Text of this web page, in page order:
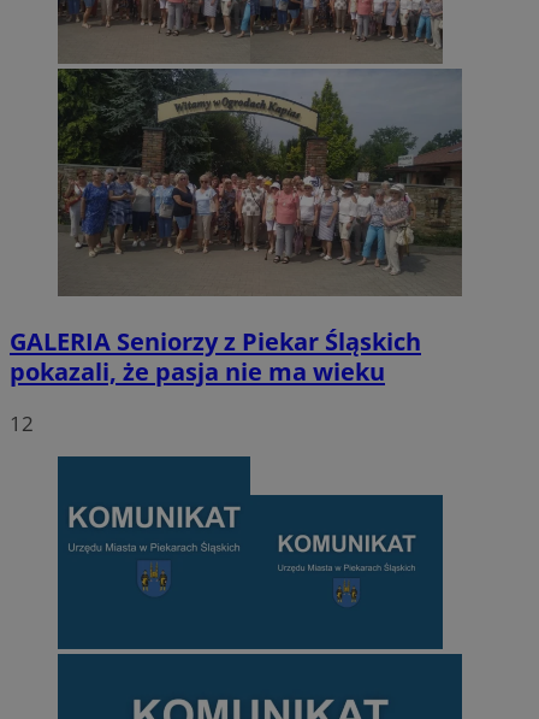
GALERIA Seniorzy z Piekar Śląskich
pokazali, że pasja nie ma wieku
12